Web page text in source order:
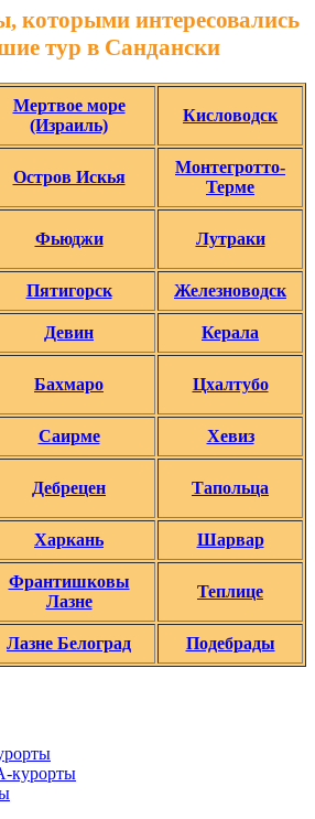
которыми интересовались
тур в Сандански
Мертвое море
(Израиль)
Кисловодск
Остров Искья
Монтегротто-
Терме
Фьюджи Лутраки
Пятигорск Железноводск
Девин Керала
Бахмаро Цхалтубо
Саирме Хевиз
Дебрецен Тапольца
Харкань Шарвар
Франтишковы
Лазне
Теплице
Лазне Белоград Подебрады
курорты